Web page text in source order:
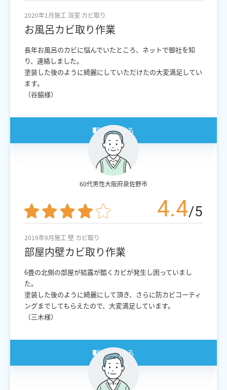
2020年1月施工 浴室 カビ取り
お風呂カビ取り作業
長年お風呂のカビに悩んでいたところ、ネットで御社を知
り、連絡しました。
塗装した後のように綺麗にしていただけたの大変満足してい
ます。
（谷脇様）
詳細を見る
60代男性大阪府泉佐野市
4.4/5
2019年9月施工 壁 カビ取り
部屋内壁カビ取り作業
6畳の北側の部屋が結露が酷くカビが発生し困っていまし
た。
塗装した後のように綺麗にして頂き、さらに防カビコーティ
ングまでしてもらえたので、大変満足しています。
（三木様）
詳細を見る